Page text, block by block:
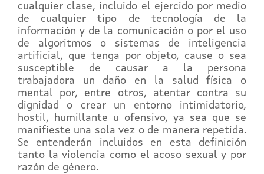
cualquier clase, incluido el ejercido por medio
de cualquier tipo de tecnología de la
información y de la comunicación o por el uso
de algoritmos o sistemas de inteligencia
artificial, que tenga por objeto, cause o sea
susceptible de causar a la persona
trabajadora un daño en la salud física o
mental por, entre otros, atentar contra su
dignidad o crear un entorno intimidatorio,
hostil, humillante u ofensivo, ya sea que se
manifieste una sola vez o de manera repetida.
Se entenderán incluidos en esta definición
tanto la violencia como el acoso sexual y por
razón de género.